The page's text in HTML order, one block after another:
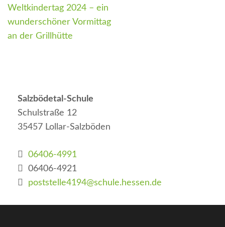
Beitragsnavigation
Weltkindertag 2024 – ein
wunderschöner Vormittag
an der Grillhütte
Salzbödetal-Schule
Schulstraße 12
35457 Lollar-Salzböden
06406-4991
06406-4921
poststelle4194@schule.hessen.de